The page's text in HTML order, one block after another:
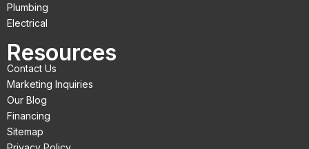
Plumbing
Electrical
Resources
Contact Us
Marketing Inquiries
Our Blog
Financing
Sitemap